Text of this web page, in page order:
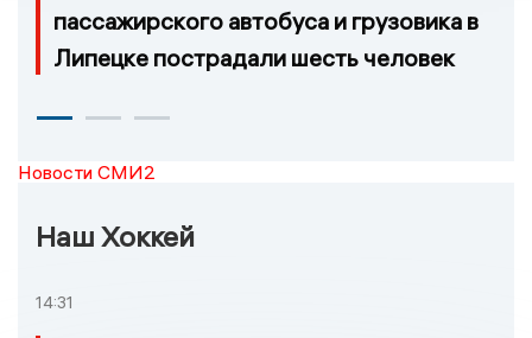
пассажирского автобуса и грузовика в
Липецке пострадали шесть человек
Новости СМИ2
Наш Хоккей
14:31